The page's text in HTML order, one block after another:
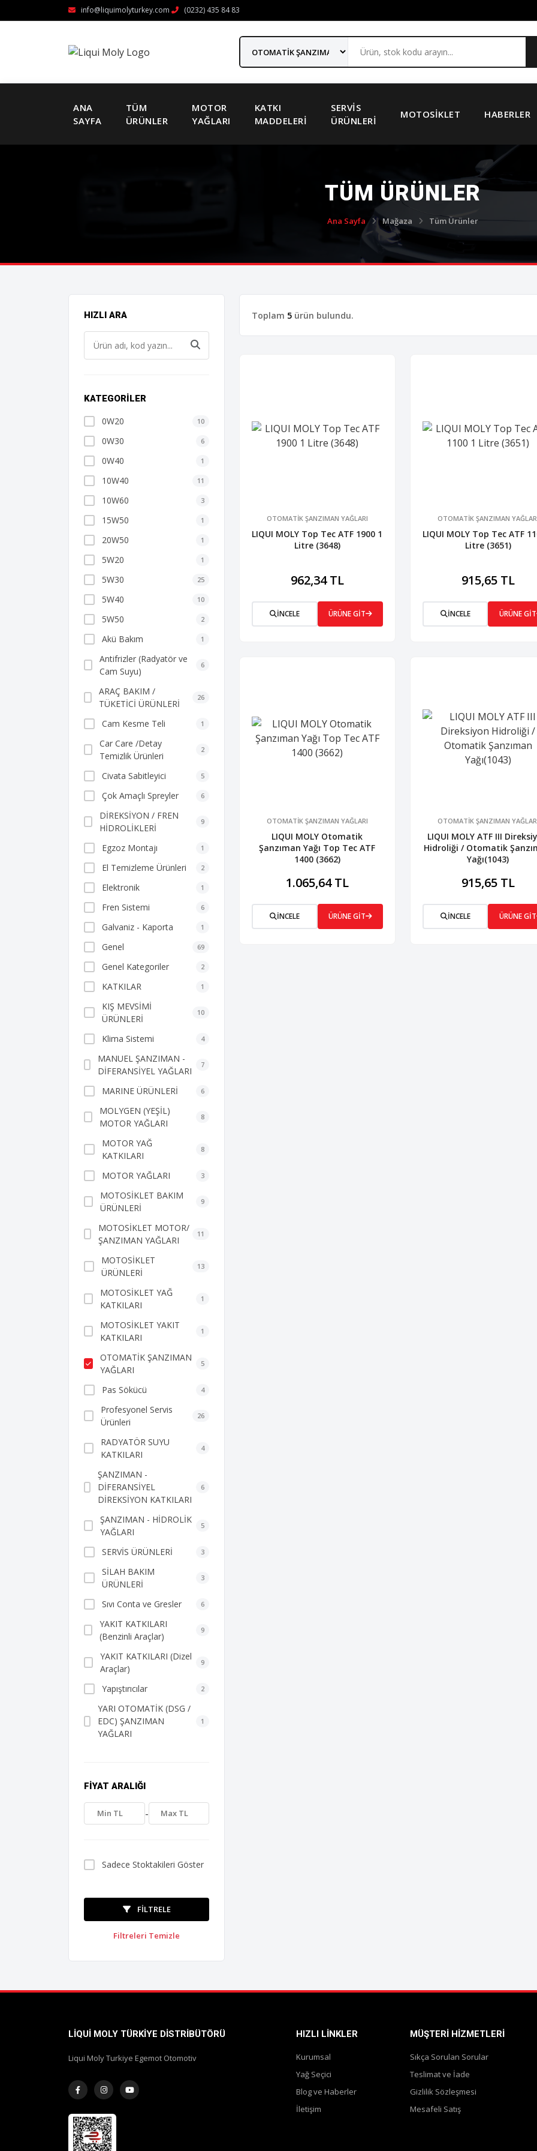
info@liquimolyturkey.com (0232) 435 84 83
ANA
SAYFA
TÜM
ÜRÜNLER
MOTOR
YAĞLARI
KATKI
MADDELERI
SERVIS
ÜRÜNLERI
MOTOSIKLET HABERLER
TÜM ÜRÜNLER
Ana Sayfa Mağaza Tüm Ürünler
HIZLI ARA
KATEGORILER
0W20 10
0W30 6
0W40 1
10W40 11
10W60 3
15W50 1
20W50 1
5W20 1
5W30 25
5W40 10
5W50 2
Akü Bakım 1
Antifrizler (Radyatör ve
Cam Suyu)
6
ARAÇ BAKIM /
TÜKETİCİ ÜRÜNLERİ
26
Cam Kesme Teli 1
Car Care /Detay
Temizlik Ürünleri
2
Civata Sabitleyici 5
Çok Amaçlı Spreyler 6
DİREKSİYON / FREN
HİDROLİKLERİ
9
Egzoz Montajı 1
El Temizleme Ürünleri 2
Elektronik 1
Fren Sistemi 6
Galvaniz - Kaporta 1
Genel 69
Genel Kategoriler 2
KATKILAR 1
KIŞ MEVSİMİ
ÜRÜNLERİ
10
Klima Sistemi 4
MANUEL ŞANZIMAN -
DİFERANSİYEL YAĞLARI
7
MARINE ÜRÜNLERİ 6
MOLYGEN (YEŞİL)
MOTOR YAĞLARI
8
MOTOR YAĞ
KATKILARI
8
MOTOR YAĞLARI 3
MOTOSİKLET BAKIM
ÜRÜNLERİ
9
MOTOSİKLET MOTOR/
ŞANZIMAN YAĞLARI
11
MOTOSİKLET
ÜRÜNLERİ
13
MOTOSİKLET YAĞ
KATKILARI
1
MOTOSİKLET YAKIT
KATKILARI
1
OTOMATİK ŞANZIMAN
YAĞLARI
5
Pas Sökücü 4
Profesyonel Servis
Ürünleri
26
RADYATÖR SUYU
KATKILARI
4
ŞANZIMAN -
DİFERANSİYEL
DİREKSİYON KATKILARI
6
ŞANZIMAN - HİDROLİK
YAĞLARI
5
SERVİS ÜRÜNLERİ 3
SİLAH BAKIM
ÜRÜNLERİ
3
Sıvı Conta ve Gresler 6
YAKIT KATKILARI
(Benzinli Araçlar)
9
YAKIT KATKILARI (Dizel
Araçlar)
9
Yapıştırıcılar 2
YARI OTOMATİK (DSG /
EDC) ŞANZIMAN
YAĞLARI
1
FIYAT ARALIĞI
-
Sadece Stoktakileri Göster
FILTRELE
Filtreleri Temizle
Toplam 5 ürün bulundu.
OTOMATİK ŞANZIMAN YAĞLARI
LIQUI MOLY Top Tec ATF 1900 1
Litre (3648)
962,34 TL
İNCELE ÜRÜNE GİT
OTOMATİK ŞANZIMAN
LIQUI MOLY Top Tec ATF
Litre (3651)
915,65 TL
İNCELE ÜRÜNE GİT
OTOMATİK ŞANZIMAN YAĞLARI
LIQUI MOLY Otomatik
Şanzıman Yağı Top Tec ATF
1400 (3662)
1.065,64 TL
İNCELE ÜRÜNE GİT
OTOMATİK ŞANZIMAN
LIQUI MOLY ATF III
Hidroliği / Otomatik
Yağı(1043)
915,65 TL
İNCELE ÜRÜNE GİT
LIQUI MOLY TÜRKIYE DISTRIBÜTÖRÜ
Liqui Moly Turkiye Egemot Otomotiv
HIZLI LINKLER
Kurumsal
Yağ Seçici
Blog ve Haberler
İletişim
MÜŞTERI HIZMETLERI
Sıkça Sorulan Sorular
Teslimat ve İade
Gizlilik Sözleşmesi
Mesafeli Satış